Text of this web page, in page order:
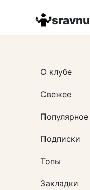
sravnu
О клубе
Свежее
Популярное
Подписки
Топы
Закладки